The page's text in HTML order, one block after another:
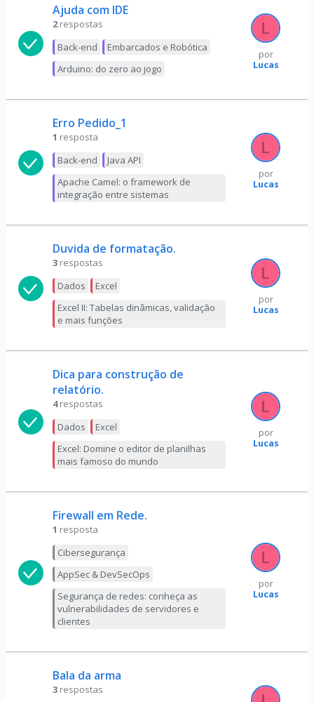
Ajuda com IDE
2 respostas
Back-end
Embarcados e Robótica
Arduino: do zero ao jogo
por
Lucas
Erro Pedido_1
1 resposta
Back-end
Java API
Apache Camel: o framework de
integração entre sistemas
por
Lucas
Duvida de formatação.
3 respostas
Dados
Excel
Excel II: Tabelas dinâmicas, validação
e mais funções
por
Lucas
Dica para construção de
relatório.
4 respostas
Dados
Excel
Excel: Domine o editor de planilhas
mais famoso do mundo
por
Lucas
Firewall em Rede.
1 resposta
Cibersegurança
AppSec & DevSecOps
Segurança de redes: conheça as
vulnerabilidades de servidores e
clientes
por
Lucas
Bala da arma
3 respostas